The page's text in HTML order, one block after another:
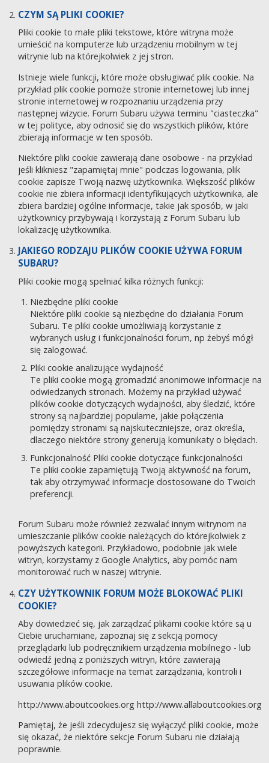
CZYM SĄ PLIKI COOKIE?
Pliki cookie to małe pliki tekstowe, które witryna może
umieścić na komputerze lub urządzeniu mobilnym w tej
witrynie lub na którejkolwiek z jej stron.
Istnieje wiele funkcji, które może obsługiwać plik cookie. Na
przykład plik cookie pomoże stronie internetowej lub innej
stronie internetowej w rozpoznaniu urządzenia przy
następnej wizycie. Forum Subaru używa terminu "ciasteczka"
w tej polityce, aby odnosić się do wszystkich plików, które
zbierają informacje w ten sposób.
Niektóre pliki cookie zawierają dane osobowe - na przykład
jeśli klikniesz "zapamiętaj mnie" podczas logowania, plik
cookie zapisze Twoją nazwę użytkownika. Większość plików
cookie nie zbiera informacji identyfikujących użytkownika, ale
zbiera bardziej ogólne informacje, takie jak sposób, w jaki
użytkownicy przybywają i korzystają z Forum Subaru lub
lokalizację użytkownika.
JAKIEGO RODZAJU PLIKÓW COOKIE UŻYWA FORUM
SUBARU?
Pliki cookie mogą spełniać kilka różnych funkcji:
Niezbędne pliki cookie
Niektóre pliki cookie są niezbędne do działania Forum
Subaru. Te pliki cookie umożliwiają korzystanie z
wybranych usług i funkcjonalności forum, np żebyś mógł
się zalogować.
Pliki cookie analizujące wydajność
Te pliki cookie mogą gromadzić anonimowe informacje na
odwiedzanych stronach. Możemy na przykład używać
plików cookie dotyczących wydajności, aby śledzić, które
strony są najbardziej popularne, jakie połączenia
pomiędzy stronami są najskuteczniejsze, oraz określa,
dlaczego niektóre strony generują komunikaty o błędach.
Funkcjonalność Pliki cookie dotyczące funkcjonalności
Te pliki cookie zapamiętują Twoją aktywność na forum,
tak aby otrzymywać informacje dostosowane do Twoich
preferencji.
Forum Subaru może również zezwalać innym witrynom na
umieszczanie plików cookie należących do którejkolwiek z
powyższych kategorii. Przykładowo, podobnie jak wiele
witryn, korzystamy z Google Analytics, aby pomóc nam
monitorować ruch w naszej witrynie.
CZY UŻYTKOWNIK FORUM MOŻE BLOKOWAĆ PLIKI
COOKIE?
Aby dowiedzieć się, jak zarządzać plikami cookie które są u
Ciebie uruchamiane, zapoznaj się z sekcją pomocy
przeglądarki lub podręcznikiem urządzenia mobilnego - lub
odwiedź jedną z poniższych witryn, które zawierają
szczegółowe informacje na temat zarządzania, kontroli i
usuwania plików cookie.
http://www.aboutcookies.org http://www.allaboutcookies.org
Pamiętaj, że jeśli zdecydujesz się wyłączyć pliki cookie, może
się okazać, że niektóre sekcje Forum Subaru nie działają
poprawnie.